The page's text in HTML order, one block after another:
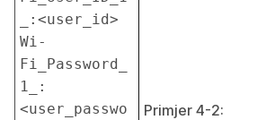
_:<user_id>
Wi-
Fi_Password_
1_:
<user_passwo
Primjer 4-2: